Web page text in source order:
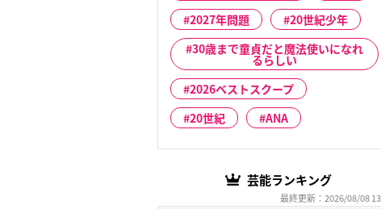
2027年問題
20世紀少年
30歳まで童貞だと魔法使いになれ
るらしい
2026ベストスクープ
20世紀
ANA
芸能ランキング
最終更新：2026/08/08